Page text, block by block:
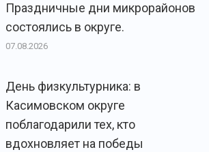
Праздничные дни микрорайонов
состоялись в округе.
07.08.2026
День физкультурника: в
Касимовском округе
поблагодарили тех, кто
вдохновляет на победы